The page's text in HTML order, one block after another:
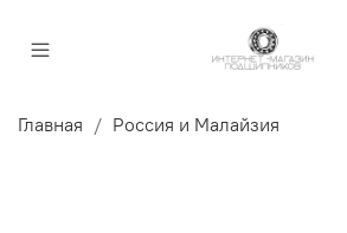
Главная Россия и Малайзия